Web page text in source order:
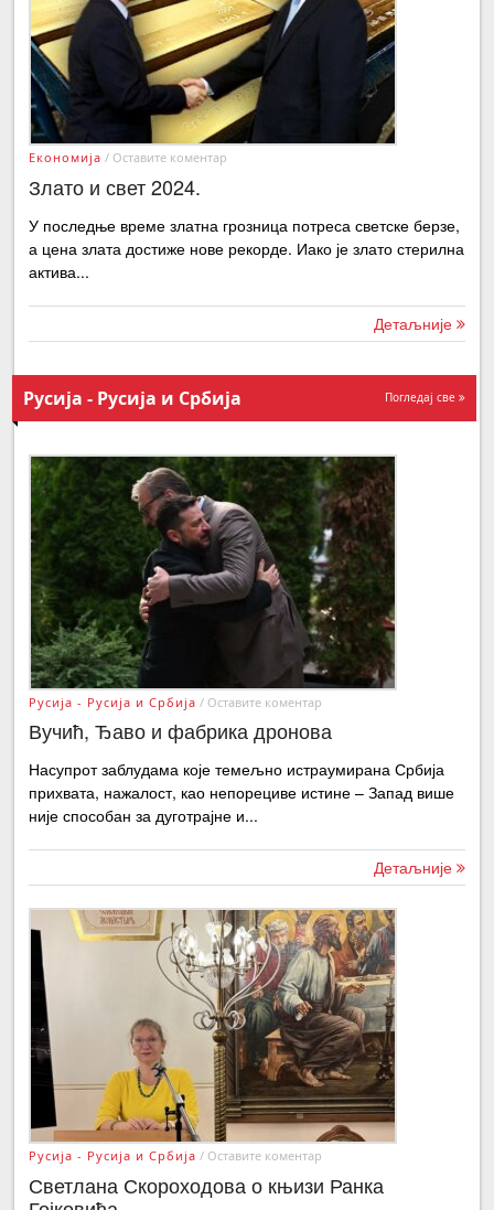
Економија / Оставите коментар
Злато и свет 2024.
У последње време златна грозница потреса светске берзе,
а цена злата достиже нове рекорде. Иако је злато стерилна
актива...
Детаљније
Русија - Русија и Србија Погледај све
Русија - Русија и Србија / Оставите коментар
Вучић, Ђаво и фабрика дронова
Насупрот заблудама које темељно истраумирана Србија
прихвата, нажалост, као непорециве истине – Запад више
није способан за дуготрајне и...
Детаљније
Русија - Русија и Србија / Оставите коментар
Светлана Скороходова о књизи Ранка